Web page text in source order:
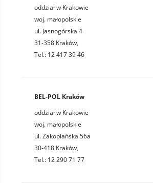
oddział w Krakowie
woj. małopolskie
ul. Jasnogórska 4
31-358 Kraków,
Tel.: 12 417 39 46
BEL-POL Kraków
oddział w Krakowie
woj. małopolskie
ul. Zakopiańska 56a
30-418 Kraków,
Tel.: 12 290 71 77